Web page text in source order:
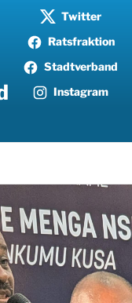
Twitter
Ratsfraktion
Stadtverband
Instagram